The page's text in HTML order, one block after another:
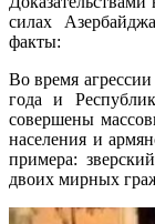
силах
факты:
Во время
года и
совершены
населения и
примера:
двоих мирных